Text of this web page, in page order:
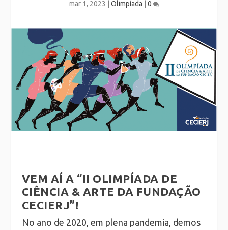
mar 1, 2023 Olimpíada 0
VEM AÍ A “II OLIMPÍADA DE
CIÊNCIA & ARTE DA FUNDAÇÃO
CECIERJ”!
No ano de 2020, em plena pandemia, demos